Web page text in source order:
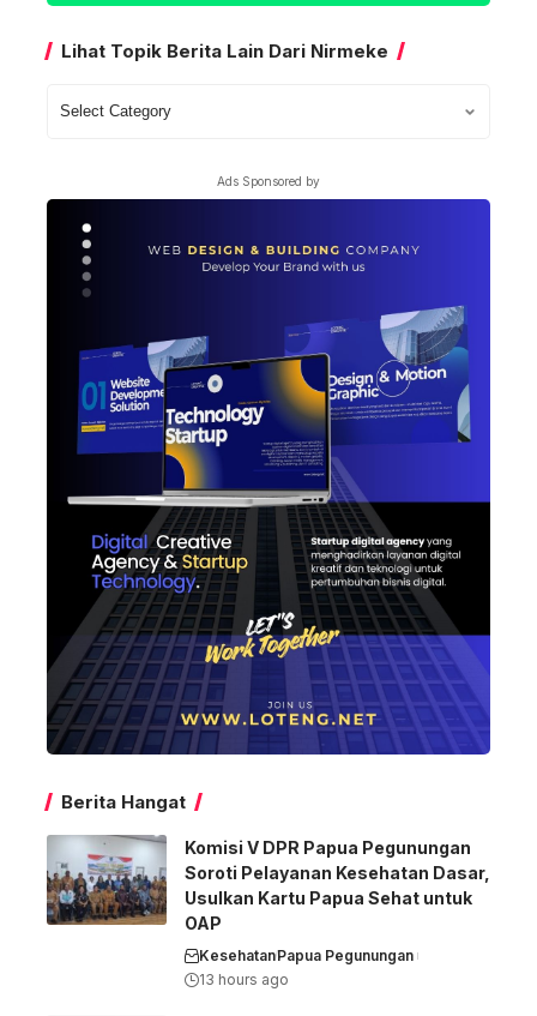
Lihat Topik Berita Lain Dari Nirmeke
Nirmeke
Ads Sponsored by
Berita Hangat
Komisi V DPR Papua Pegunungan
Soroti Pelayanan Kesehatan Dasar,
Usulkan Kartu Papua Sehat untuk
OAP
KesehatanPapua Pegunungan
13 hours ago